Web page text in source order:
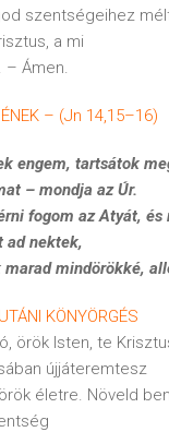
szentségeihez
a mi
– Ámen.
– (Jn 14,15–16)
engem, tartsátok
– mondja az Úr.
fogom az Atyát, és
ad nektek,
mindörökké,
KÖNYÖRGÉS
örök Isten, te
újjáteremtesz
életre. Növeld